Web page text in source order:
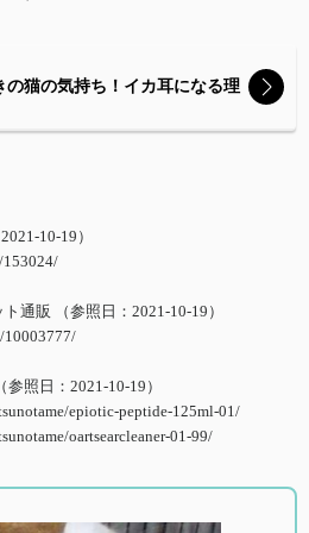
の猫の気持ち！イカ耳になる理
10-19）
153024/
通販 （参照日：2021-10-19）
10003777/
照日：2021-10-19）
epiotic-peptide-125ml-01/
oartsearcleaner-01-99/